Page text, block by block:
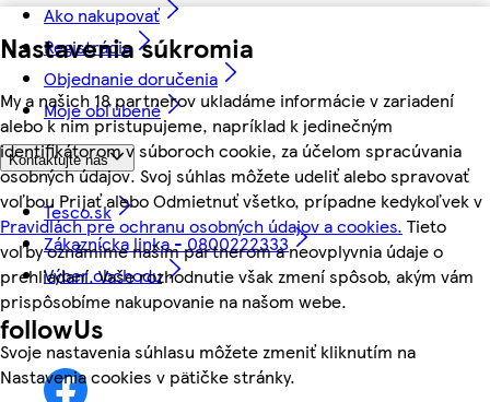
Nastavenia súkromia
My a našich 18 partnerov ukladáme informácie v zariadení
alebo k nim pristupujeme, napríklad k jedinečným
identifikátorom v súboroch cookie, za účelom spracúvania
osobných údajov. Svoj súhlas môžete udeliť alebo spravovať
voľbou Prijať alebo Odmietnuť všetko, prípadne kedykoľvek v
Pravidlách pre ochranu osobných údajov a cookies. Tieto
voľby oznámime našim partnerom a neovplyvnia údaje o
prehliadaní. Vaše rozhodnutie však zmení spôsob, akým vám
prispôsobíme nakupovanie na našom webe.
Svoje nastavenia súhlasu môžete zmeniť kliknutím na
Nastavenia cookies v pätičke stránky.
Ako nakupovať
Registrácia
Objednanie doručenia
Moje obľúbené
Kontaktujte nás
Tesco.sk
Zákaznícka linka - 0800222333
Výber obchodu
followUs